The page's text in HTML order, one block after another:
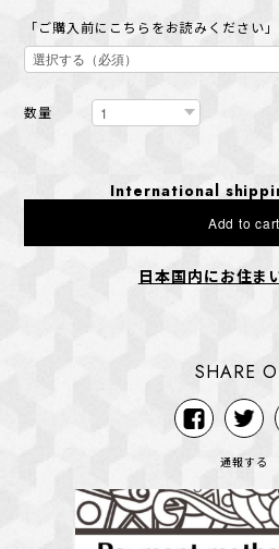
「ご購入前にこちらをお読みください
数量
International
Add to cart
日本国内にお住ま
SHARE
通報する